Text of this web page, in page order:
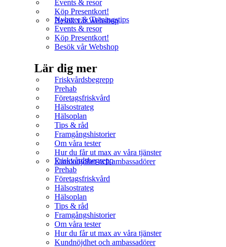
Events & resor
Köp Presentkort!
Besök vår Webshop
Nyheter & Träningstips
Events & resor
Köp Presentkort!
Besök vår Webshop
Lär dig mer
Friskvårdsbegrepp
Prehab
Företagsfriskvård
Hälsostrateg
Hälsoplan
Tips & råd
Framgångshistorier
Om våra tester
Hur du får ut max av våra tjänster
Kundnöjdhet och ambassadörer
Friskvårdsbegrepp
Prehab
Företagsfriskvård
Hälsostrateg
Hälsoplan
Tips & råd
Framgångshistorier
Om våra tester
Hur du får ut max av våra tjänster
Kundnöjdhet och ambassadörer